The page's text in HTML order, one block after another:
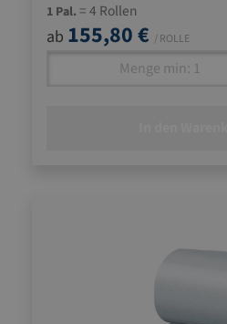
1 Pal. = 4 Rollen
ab 155,80 € / ROLLE